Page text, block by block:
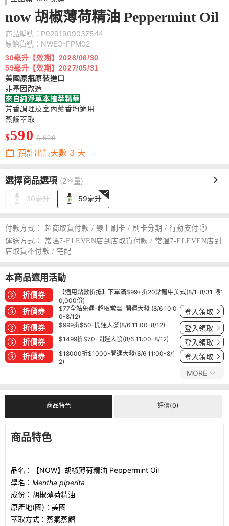
now 胡椒薄荷精油 Peppermint Oil
商品編號：P0291909037544
原始貨號：NWEO-PPM02
30毫升【效期】2028/06/30
59毫升【效期】2027/05/31
美國原瓶原裝進口
非基因改造
來自純淨草本植萃精華
芳香調理及室內薰香均適用
蒸餾萃取
$590 $ 699
預計出貨天數 3 天
選擇商品選項 (2容量)
30毫升 59毫升
付款方式： 超商取貨付款 / 線上刷卡 / 刷卡分期 / 行動支付
運送方式：
常溫7-ELEVEN店到店取貨付款 / 常溫7-ELEVEN店到
店取貨不付款 / 宅配
本商品適用活動
折價券
【適用點數折抵】下單滿$99+折20點贈中美式(8/1-8/31 限1
0,000份)
折價券
$77全站免運-超取常溫-開運大發 (8/6 10:0
0-8/12)
登入領取
折價券 $999折$50-開運大發(8/6 11:00-8/12) 登入領取
折價券 $1499折$70-開運大發(8/6 11:00-8/12) 登入領取
折價券
$18000折$1000-開運大發(8/6 11:00-8/1
2)
登入領取
MORE
商品特色 評價(0)
商品特色
品名：【NOW】胡椒薄荷精油 Peppermint Oil
學名： Mentha piperita
成份：胡椒薄荷精油
原產地(國)：美國
萃取方式：蒸氣蒸餾